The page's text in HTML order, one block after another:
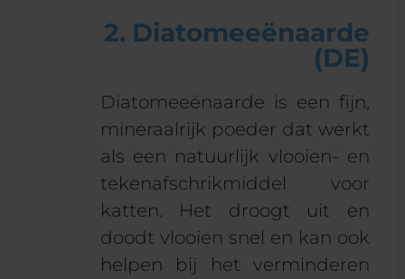
2. Diatomeeënaarde
(DE)
Diatomeeënaarde is een fijn,
mineraalrijk poeder dat werkt
als een natuurlijk vlooien- en
tekenafschrikmiddel voor
katten. Het droogt uit en
doodt vlooien snel en kan ook
helpen bij het verminderen